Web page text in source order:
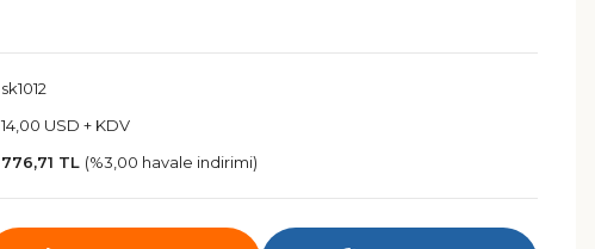
sk1012
14,00 USD + KDV
776,71 TL (%3,00 havale indirimi)